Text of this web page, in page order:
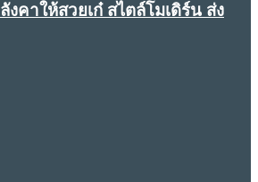
คาให้สวยเก๋ สไตล์โมเดิร์น ส่ง